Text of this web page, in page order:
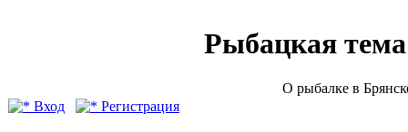
Рыбацкая
О рыбалке в
Вход
Регистрация